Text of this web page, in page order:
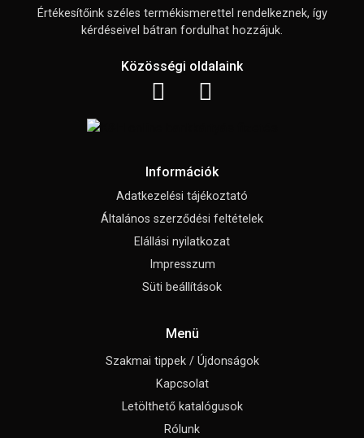
Értékesítőink széles termékismerettel rendelkeznek, így
kérdéseivel bátran fordulhat hozzájuk.
Közösségi oldalaink
Információk
Adatkezelési tájékoztató
Általános szerződési feltételek
Elállási nyilatkozat
Impresszum
Süti beállítások
Menü
Szakmai tippek / Újdonságok
Kapcsolat
Letölthető katalógusok
Rólunk